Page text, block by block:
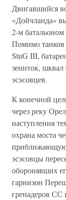
Двигавшийся
«Дойчланда»
2-м
Помимо танков
StuG III,
зениток, шквал
эсэсовцев.
К конечной
через реку
наступления
охрана моста
эсэсовцы
оборонявших
гарнизон
гренадеров СС